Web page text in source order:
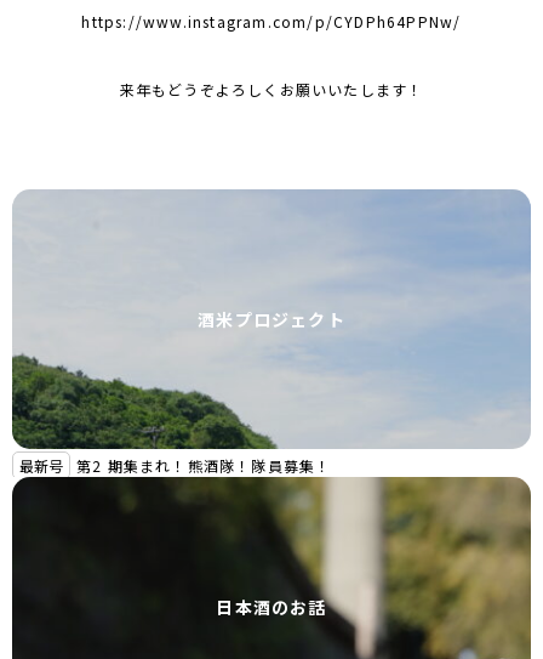
https://www.instagram.com/p/CYDPh64PPNw/
来年もどうぞよろしくお願いいたします！
酒米プロジェクト
最新号 第2 期集まれ！熊酒隊！隊員募集！
日本酒のお話